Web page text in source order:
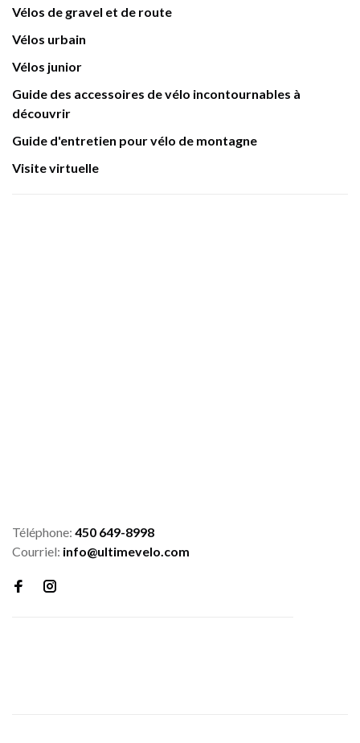
Vélos de gravel et de route
Vélos urbain
Vélos junior
Guide des accessoires de vélo incontournables à
découvrir
Guide d'entretien pour vélo de montagne
Visite virtuelle
Téléphone: 450 649-8998
Courriel: info@ultimevelo.com